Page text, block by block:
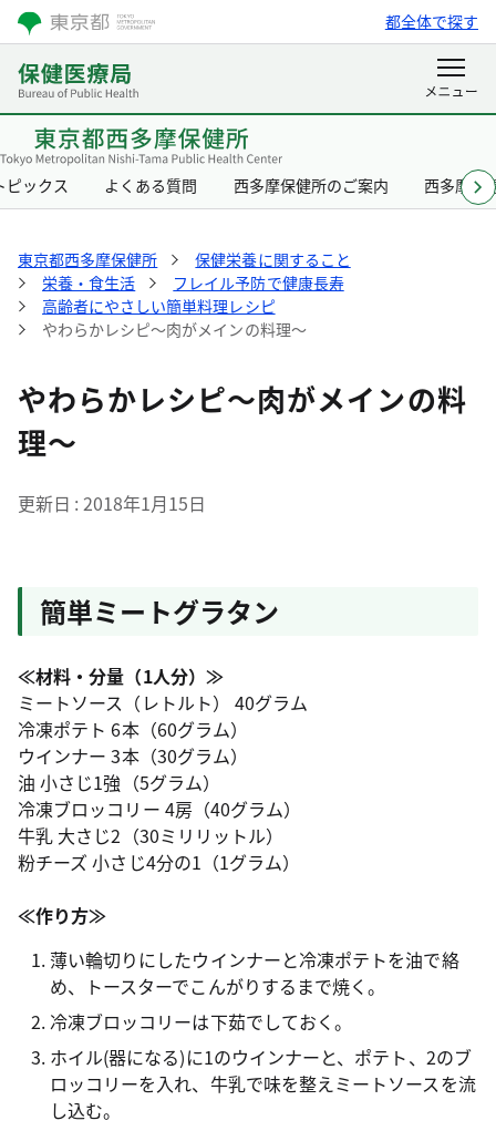
都全体で探す
ピックス よくある質問 西多摩保健所のご案内 西多摩保
東京都西多摩保健所
保健栄養に関すること
栄養・食生活
フレイル予防で健康長寿
高齢者にやさしい簡単料理レシピ
やわらかレシピ～肉がメインの料理～
やわらかレシピ～肉がメインの料
理～
更新日 2018年1月15日
簡単ミートグラタン
≪材料・分量（1人分）≫
ミートソース（レトルト） 40グラム
冷凍ポテト 6本（60グラム）
ウインナー 3本（30グラム）
油 小さじ1強（5グラム）
冷凍ブロッコリー 4房（40グラム）
牛乳 大さじ2（30ミリリットル）
粉チーズ 小さじ4分の1（1グラム）
≪作り方≫
薄い輪切りにしたウインナーと冷凍ポテトを油で絡
め、トースターでこんがりするまで焼く。
冷凍ブロッコリーは下茹でしておく。
ホイル(器になる)に1のウインナーと、ポテト、2のブ
ロッコリーを入れ、牛乳で味を整えミートソースを流
し込む。